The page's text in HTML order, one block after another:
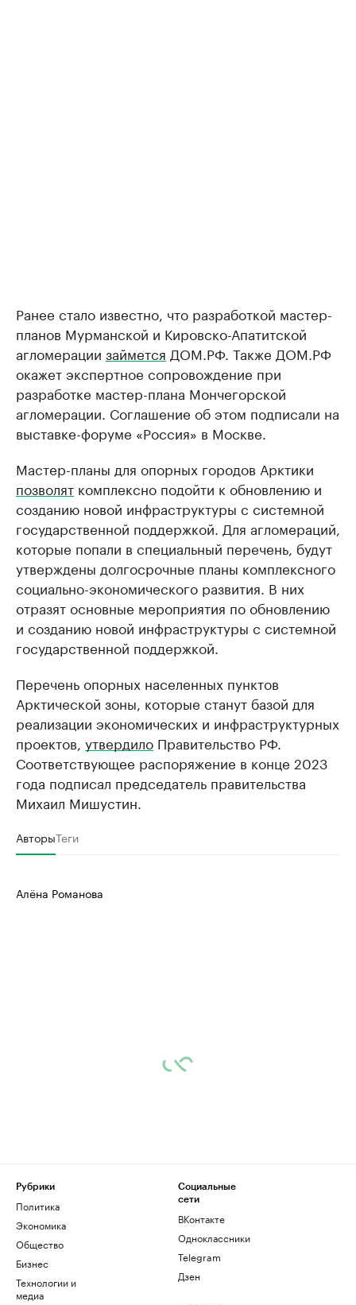
Ранее стало известно, что разработкой мастер-
планов Мурманской и Кировско-Апатитской
агломерации займется ДОМ.РФ. Также ДОМ.РФ
окажет экспертное сопровождение при
разработке мастер-плана Мончегорской
агломерации. Соглашение об этом подписали на
выставке-форуме «Россия» в Москве.
Мастер-планы для опорных городов Арктики
позволят комплексно подойти к обновлению и
созданию новой инфраструктуры с системной
государственной поддержкой. Для агломераций,
которые попали в специальный перечень, будут
утверждены долгосрочные планы комплексного
социально-экономического развития. В них
отразят основные мероприятия по обновлению
и созданию новой инфраструктуры с системной
государственной поддержкой.
Перечень опорных населенных пунктов
Арктической зоны, которые станут базой для
реализации экономических и инфраструктурных
проектов, утвердило Правительство РФ.
Соответствующее распоряжение в конце 2023
года подписал председатель правительства
Михаил Мишустин.
АвторыТеги
Алёна Романова
Рубрики
Политика
Экономика
Общество
Бизнес
Технологии и
медиа
Социальные
сети
ВКонтакте
Одноклассники
Telegram
Дзен